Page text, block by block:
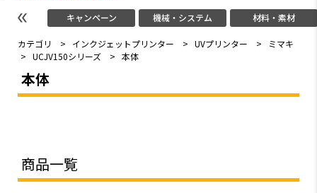
キャンペーン 機械・システム 材料・素材
カテゴリ > インクジェットプリンター > UVプリンター >
ミマキ
> UCJV150シリーズ > 本体
本体
商品一覧